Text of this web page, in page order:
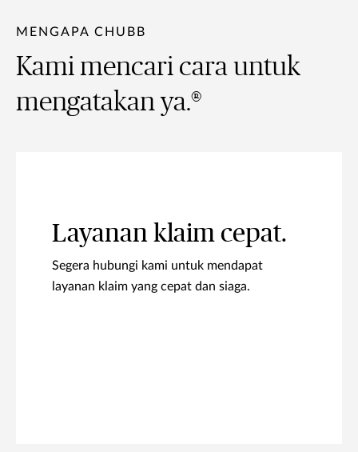
MENGAPA CHUBB
Kami mencari cara untuk
mengatakan ya.®
Layanan klaim cepat.
Segera hubungi kami untuk mendapat
layanan klaim yang cepat dan siaga.